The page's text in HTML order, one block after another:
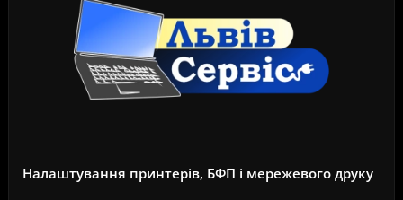
Налаштування принтерів, БФП і мережевого друку